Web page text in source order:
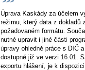
Úprava Kaskády za účelem
režimu, který data z dokladů
požadovaném formátu.
nutné upravit i jiné části
úpravy ohledně práce s DIČ
dostupné již ve verzi 16.01.
exportu hlášení, je k